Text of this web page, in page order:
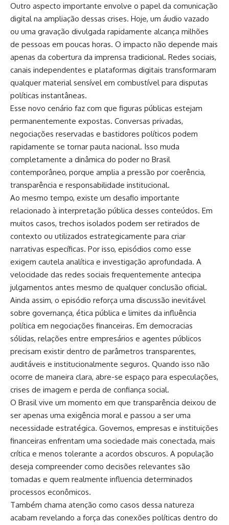
Outro aspecto importante envolve o papel da comunicação
digital na ampliação dessas crises. Hoje, um áudio vazado
ou uma gravação divulgada rapidamente alcança milhões
de pessoas em poucas horas. O impacto não depende mais
apenas da cobertura da imprensa tradicional. Redes sociais,
canais independentes e plataformas digitais transformaram
qualquer material sensível em combustível para disputas
políticas instantâneas.
Esse novo cenário faz com que figuras públicas estejam
permanentemente expostas. Conversas privadas,
negociações reservadas e bastidores políticos podem
rapidamente se tornar pauta nacional. Isso muda
completamente a dinâmica do poder no Brasil
contemporâneo, porque amplia a pressão por coerência,
transparência e responsabilidade institucional.
Ao mesmo tempo, existe um desafio importante
relacionado à interpretação pública desses conteúdos. Em
muitos casos, trechos isolados podem ser retirados de
contexto ou utilizados estrategicamente para criar
narrativas específicas. Por isso, episódios como esse
exigem cautela analítica e investigação aprofundada. A
velocidade das redes sociais frequentemente antecipa
julgamentos antes mesmo de qualquer conclusão oficial.
Ainda assim, o episódio reforça uma discussão inevitável
sobre governança, ética pública e limites da influência
política em negociações financeiras. Em democracias
sólidas, relações entre empresários e agentes públicos
precisam existir dentro de parâmetros transparentes,
auditáveis e institucionalmente seguros. Quando isso não
ocorre de maneira clara, abre-se espaço para especulações,
crises de imagem e perda de confiança social.
O Brasil vive um momento em que transparência deixou de
ser apenas uma exigência moral e passou a ser uma
necessidade estratégica. Governos, empresas e instituições
financeiras enfrentam uma sociedade mais conectada, mais
crítica e menos tolerante a acordos obscuros. A população
deseja compreender como decisões relevantes são
tomadas e quem realmente influencia determinados
processos econômicos.
Também chama atenção como casos dessa natureza
acabam revelando a força das conexões políticas dentro do